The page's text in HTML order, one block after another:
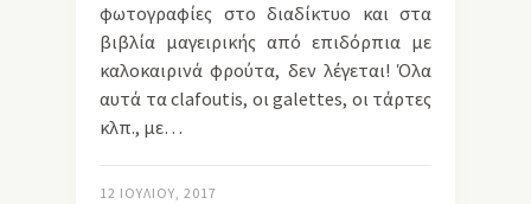
φωτογραφίες στο διαδίκτυο και στα
βιβλία μαγειρικής από επιδόρπια με
καλοκαιρινά φρούτα, δεν λέγεται! Όλα
αυτά τα clafoutis, οι galettes, οι τάρτες
κλπ., με…
12 ΙΟΥΛΊΟΥ, 2017